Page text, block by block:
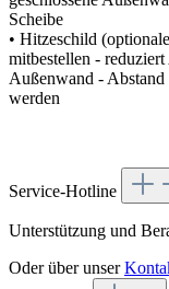
Scheibe
• Hitzeschild
mitbestellen -
Außenwand -
werden
Service-Hotline
Unterstützung und
Oder über unser